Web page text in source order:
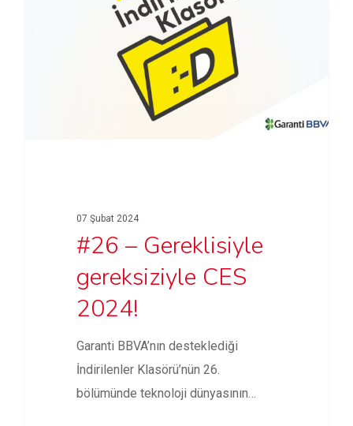
07 Şubat 2024
#26 – Gereklisiyle
gereksiziyle CES
2024!
Garanti BBVA’nın desteklediği
İndirilenler Klasörü’nün 26.
bölümünde teknoloji dünyasının